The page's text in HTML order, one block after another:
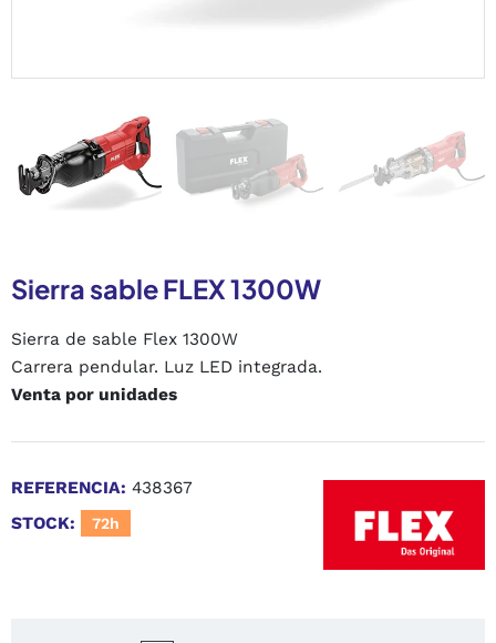
Sierra sable FLEX 1300W
Sierra de sable Flex 1300W
Carrera pendular. Luz LED integrada.
Venta por unidades
REFERENCIA: 438367
STOCK:
72h